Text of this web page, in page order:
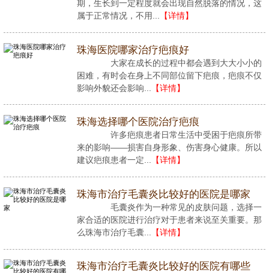
期，生长到一定程度就会出现自然脱落的情况，这
属于正常情况，不用...
【详情】
珠海医院哪家治疗疤痕好
大家在成长的过程中都会遇到大大小小的
困难，有时会在身上不同部位留下疤痕，疤痕不仅
影响外貌还会影响...
【详情】
珠海选择哪个医院治疗疤痕
许多疤痕患者日常生活中受困于疤痕所带
来的影响——损害自身形象、伤害身心健康。所以
建议疤痕患者一定...
【详情】
珠海市治疗毛囊炎比较好的医院是哪家
毛囊炎作为一种常见的皮肤问题，选择一
家合适的医院进行治疗对于患者来说至关重要。那
么珠海市治疗毛囊...
【详情】
珠海市治疗毛囊炎比较好的医院有哪些